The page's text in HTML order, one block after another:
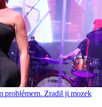
problémem. Zradil ji mozek